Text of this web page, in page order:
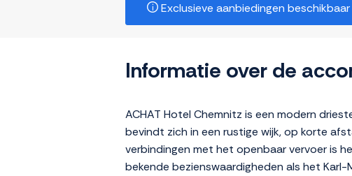
Exclusieve aanbiedingen beschikbaar
Informatie over de
ACHAT Hotel Chemnitz is een modern
bevindt zich in een rustige wijk, op korte
verbindingen met het openbaar vervoer is
bekende bezienswaardigheden als het